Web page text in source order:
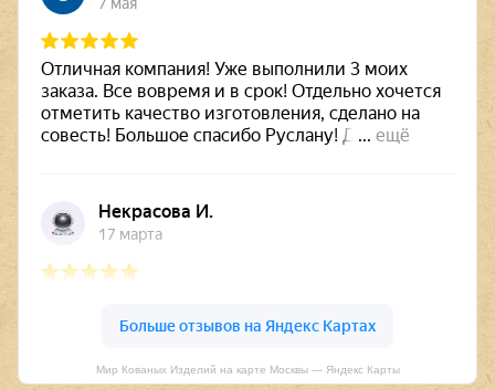
Мир Кованых Изделий на карте Москвы — Яндекс Карты